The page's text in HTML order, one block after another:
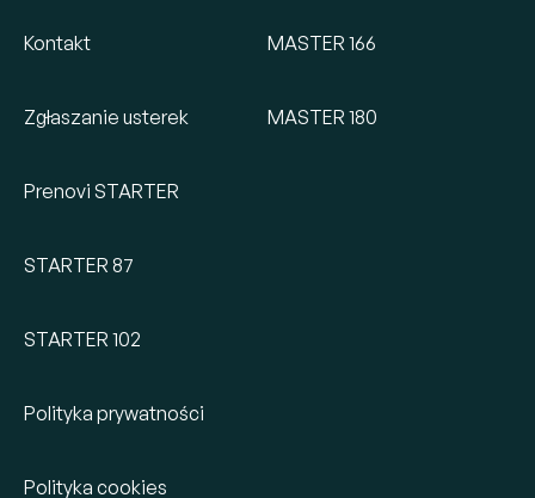
Kontakt
Zgłaszanie usterek
MASTER 166
MASTER 180
Prenovi STARTER
STARTER 87
STARTER 102
Polityka prywatności
Polityka cookies